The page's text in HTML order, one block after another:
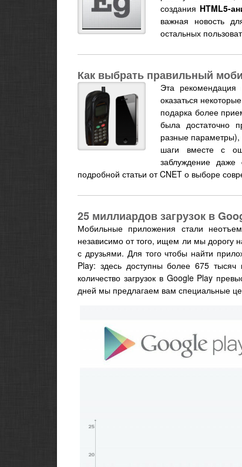
создания HTML5-
важная новость
остальных
Как выбрать правильный
Эта рекомендация
оказаться
подарка более
была достаточно
разные параметры),
шаги вместе с
заблуждение
подробной статьи от CNET о выборе
25 миллиардов загрузок в
Мобильные приложения стали
независимо от того, ищем ли мы дорогу
с друзьями. Для того чтобы найти
Play: здесь доступны более 675 тысяч
количество загрузок в Google Play
дней мы предлагаем вам специальные